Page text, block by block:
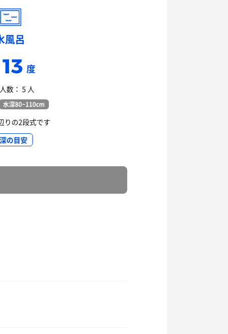
風呂
13度
数： 5 人
水深80~110cm
りの2段式です
の目安